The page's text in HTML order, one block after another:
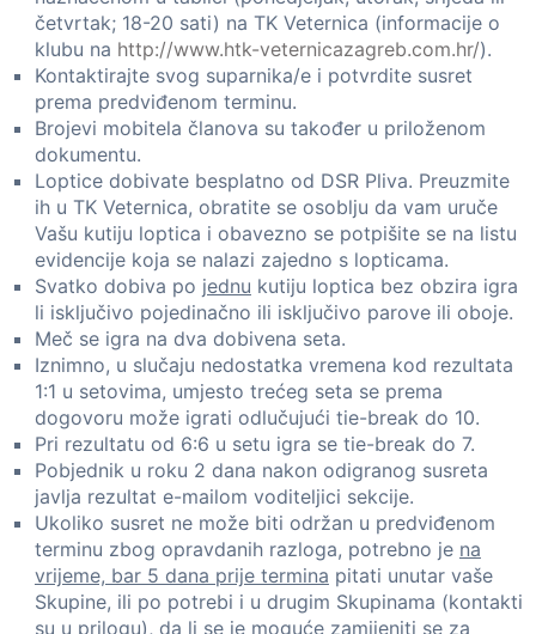
četvrtak; 18-20 sati) na TK Veternica (informacije o
klubu na http://www.htk-veternicazagreb.com.hr/).
Kontaktirajte svog suparnika/e i potvrdite susret
prema predviđenom terminu.
Brojevi mobitela članova su također u priloženom
dokumentu.
Loptice dobivate besplatno od DSR Pliva. Preuzmite
ih u TK Veternica, obratite se osoblju da vam uruče
Vašu kutiju loptica i obavezno se potpišite se na listu
evidencije koja se nalazi zajedno s lopticama.
Svatko dobiva po jednu kutiju loptica bez obzira igra
li isključivo pojedinačno ili isključivo parove ili oboje.
Meč se igra na dva dobivena seta.
Iznimno, u slučaju nedostatka vremena kod rezultata
1:1 u setovima, umjesto trećeg seta se prema
dogovoru može igrati odlučujući tie-break do 10.
Pri rezultatu od 6:6 u setu igra se tie-break do 7.
Pobjednik u roku 2 dana nakon odigranog susreta
javlja rezultat e-mailom voditeljici sekcije.
Ukoliko susret ne može biti održan u predviđenom
terminu zbog opravdanih razloga, potrebno je na
vrijeme, bar 5 dana prije termina pitati unutar vaše
Skupine, ili po potrebi i u drugim Skupinama (kontakti
su u prilogu), da li se je moguće zamijeniti se za